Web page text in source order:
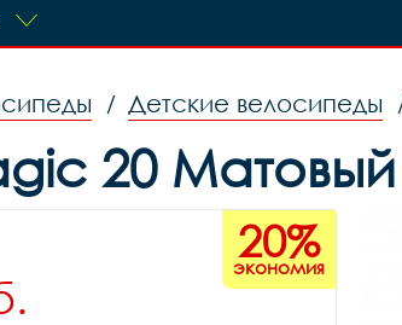
/ Детские велосипеды
20
20%
экономия